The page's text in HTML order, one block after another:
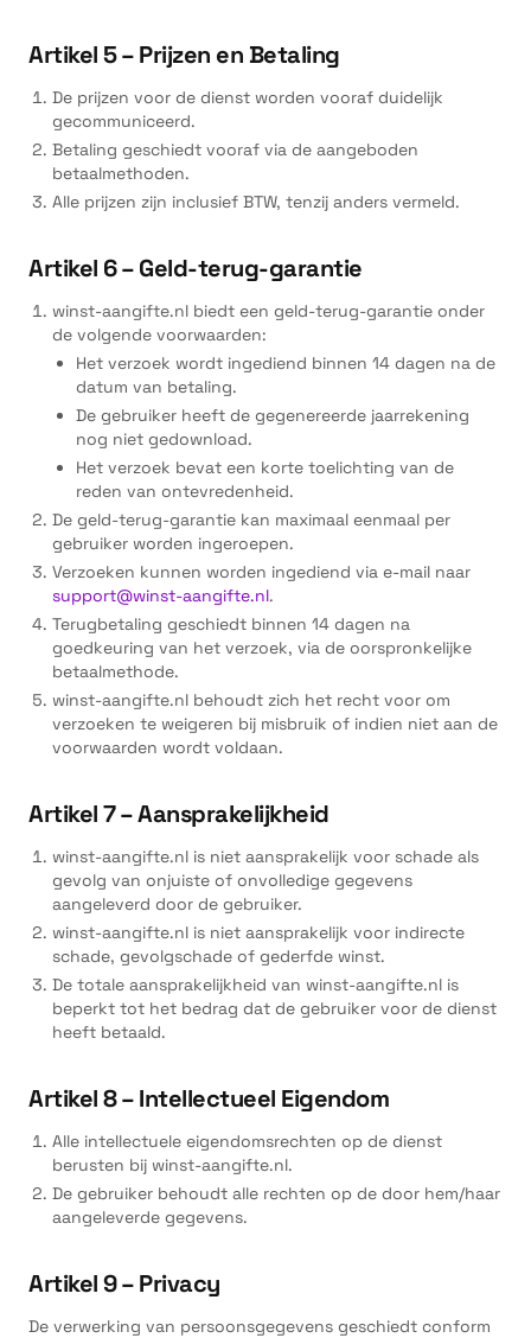
Artikel 5 – Prijzen en Betaling
De prijzen voor de dienst worden vooraf duidelijk
gecommuniceerd.
Betaling geschiedt vooraf via de aangeboden
betaalmethoden.
Alle prijzen zijn inclusief BTW, tenzij anders vermeld.
Artikel 6 – Geld-terug-garantie
winst-aangifte.nl biedt een geld-terug-garantie onder
de volgende voorwaarden:
Het verzoek wordt ingediend binnen 14 dagen na de
datum van betaling.
De gebruiker heeft de gegenereerde jaarrekening
nog niet gedownload.
Het verzoek bevat een korte toelichting van de
reden van ontevredenheid.
De geld-terug-garantie kan maximaal eenmaal per
gebruiker worden ingeroepen.
Verzoeken kunnen worden ingediend via e-mail naar
support@winst-aangifte.nl.
Terugbetaling geschiedt binnen 14 dagen na
goedkeuring van het verzoek, via de oorspronkelijke
betaalmethode.
winst-aangifte.nl behoudt zich het recht voor om
verzoeken te weigeren bij misbruik of indien niet aan de
voorwaarden wordt voldaan.
Artikel 7 – Aansprakelijkheid
winst-aangifte.nl is niet aansprakelijk voor schade als
gevolg van onjuiste of onvolledige gegevens
aangeleverd door de gebruiker.
winst-aangifte.nl is niet aansprakelijk voor indirecte
schade, gevolgschade of gederfde winst.
De totale aansprakelijkheid van winst-aangifte.nl is
beperkt tot het bedrag dat de gebruiker voor de dienst
heeft betaald.
Artikel 8 – Intellectueel Eigendom
Alle intellectuele eigendomsrechten op de dienst
berusten bij winst-aangifte.nl.
De gebruiker behoudt alle rechten op de door hem/haar
aangeleverde gegevens.
Artikel 9 – Privacy
De verwerking van persoonsgegevens geschiedt conform